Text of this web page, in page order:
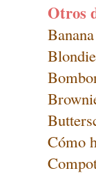
Otros
Cómo